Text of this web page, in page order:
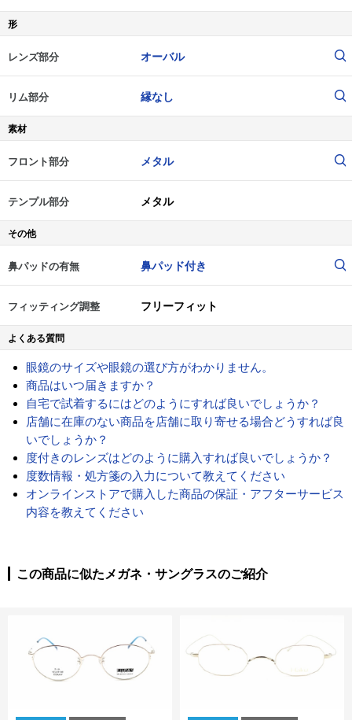
形
レンズ部分 オーバル
リム部分 縁なし
素材
フロント部分 メタル
テンプル部分 メタル
その他
鼻パッドの有無 鼻パッド付き
フィッティング調整 フリーフィット
よくある質問
眼鏡のサイズや眼鏡の選び方がわかりません。
商品はいつ届きますか？
自宅で試着するにはどのようにすれば良いでしょうか？
店舗に在庫のない商品を店舗に取り寄せる場合どうすれば良
いでしょうか？
度付きのレンズはどのように購入すれば良いでしょうか？
度数情報・処方箋の入力について教えてください
オンラインストアで購入した商品の保証・アフターサービス
内容を教えてください
この商品に似たメガネ・サングラスのご紹介